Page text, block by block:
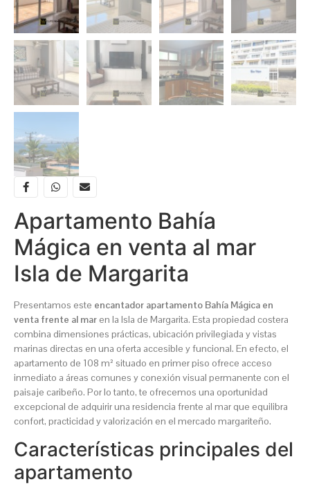
Apartamento Bahía
Mágica en venta al mar
Isla de Margarita
Presentamos este encantador apartamento Bahía Mágica en
venta frente al mar en la Isla de Margarita. Esta propiedad costera
combina dimensiones prácticas, ubicación privilegiada y vistas
marinas directas en una oferta accesible y funcional. En efecto, el
apartamento de 108 m² situado en primer piso ofrece acceso
inmediato a áreas comunes y conexión visual permanente con el
paisaje caribeño. Por lo tanto, te ofrecemos una oportunidad
excepcional de adquirir una residencia frente al mar que equilibra
confort, practicidad y valorización en el mercado margariteño.
Características principales del
apartamento